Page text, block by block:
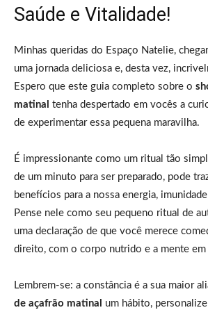
Saúde e Vitalidade!
Minhas queridas do Espaço Natelie,
uma jornada deliciosa e, desta vez,
Espero que este guia completo sobre o
matinal tenha despertado em vocês a
de experimentar essa pequena maravilha.
É impressionante como um ritual tão
de um minuto para ser preparado, pode
benefícios para a nossa energia,
Pense nele como seu pequeno ritual de
uma declaração de que você merece
direito, com o corpo nutrido e a mente
Lembrem-se: a constância é a sua maior
de açafrão matinal
um hábito,